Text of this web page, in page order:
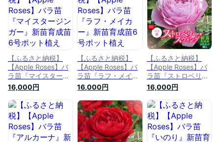
号】 お届け：発注
後、1〜2週前後
ー・6号】 お届
け：発注後、1〜2週
前後
ー・6号】 お届
け：発注後、1〜2週
前後
【ふるさと納税】
【Apple Roses】バ
ラ苗『マイスタージ
ンガー』新苗育成苗
6号ポット植え
[52210687] 苗木 薔
薇 フラワー お届
け：2025年7月1日～
2025年11月30日ま
で
16,000円
【ふるさと納税】
【Apple Roses】バ
ラ苗『ラフ・メイカ
ー』新苗育成苗6号
ポット植え
[52210682] 苗木 薔
薇 フラワー お届
け：2025年7月1日～
2025年11月30日ま
で
16,000円
【ふるさと納税】
【Apple Roses】バ
ラ苗『ストロベリ
ー・スウィング』新
苗育成苗6号ポット
植え HNNH021
16,000円